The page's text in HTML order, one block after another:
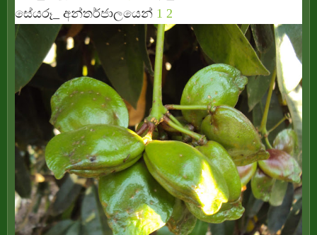
සේයරූ_ අන්තර්ජාලයෙන් 1 2